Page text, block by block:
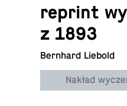
reprint
z 1893
Bernhard Liebold
Nakład